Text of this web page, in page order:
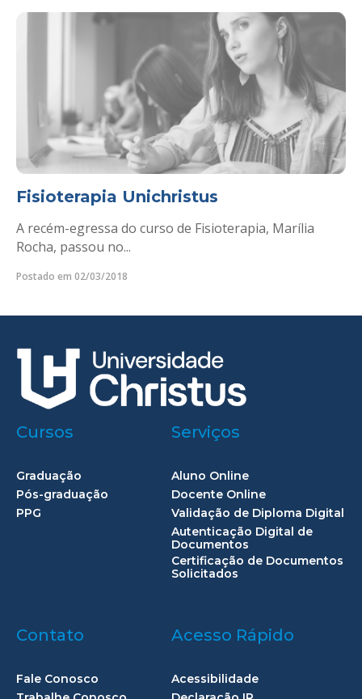
Fisioterapia Unichristus
A recém-egressa do curso de Fisioterapia, Marília
Rocha, passou no...
Postado em 02/03/2018
Cursos
Graduação
Pós-graduação
PPG
Serviços
Aluno Online
Docente Online
Validação de Diploma Digital
Autenticação Digital de
Documentos
Certificação de Documentos
Solicitados
Contato
Fale Conosco
Acesso Rápido
Acessibilidade